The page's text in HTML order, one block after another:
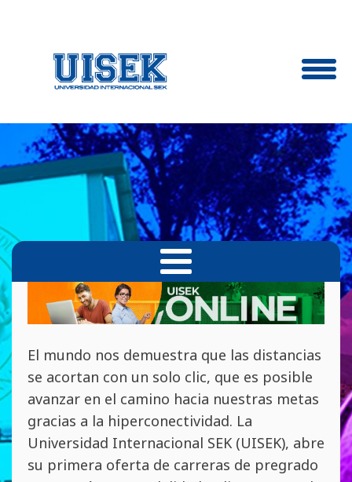
El mundo nos demuestra que las distancias
se acortan con un solo clic, que es posible
avanzar en el camino hacia nuestras metas
gracias a la hiperconectividad. La
Universidad Internacional SEK (UISEK), abre
su primera oferta de carreras de pregrado